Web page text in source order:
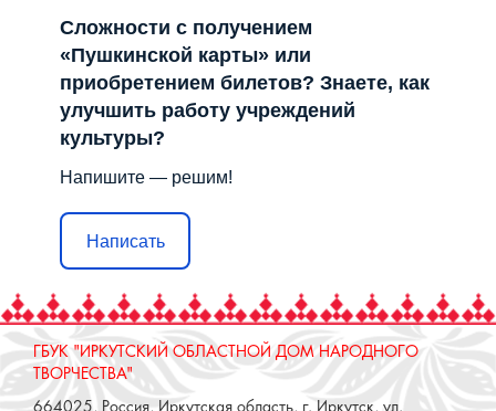
Сложности с получением
«Пушкинской карты» или
приобретением билетов? Знаете, как
улучшить работу учреждений
культуры?
Напишите — решим!
Написать
ГБУК "ИРКУТСКИЙ ОБЛАСТНОЙ ДОМ НАРОДНОГО
ТВОРЧЕСТВА"